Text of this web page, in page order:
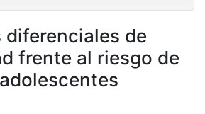
diferenciales de
frente al riesgo de